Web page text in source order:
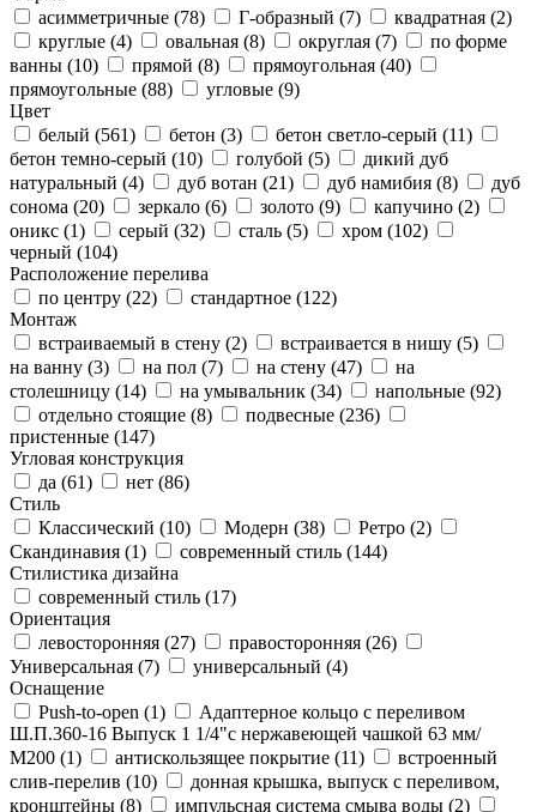
асимметричные (78) Г-образный (7) квадратная (2)
круглые (4) овальная (8) округлая (7)
по форме
ванны (10) прямой (8) прямоугольная (40)
прямоугольные (88) угловые (9)
Цвет
белый (561) бетон (3) бетон светло-серый (11)
бетон темно-серый (10) голубой (5)
дикий дуб
натуральный (4) дуб вотан (21) дуб намибия (8)
дуб
сонома (20) зеркало (6) золото (9) капучино (2)
оникс (1) серый (32) сталь (5) хром (102)
черный (104)
Расположение перелива
по центру (22) стандартное (122)
Монтаж
встраиваемый в стену (2) встраивается в нишу (5)
на ванну (3) на пол (7) на стену (47)
на
столешницу (14) на умывальник (34) напольные (92)
отдельно стоящие (8) подвесные (236)
пристенные (147)
Угловая конструкция
да (61) нет (86)
Стиль
Классический (10) Модерн (38) Ретро (2)
Скандинавия (1) современный стиль (144)
Стилистика дизайна
современный стиль (17)
Ориентация
левосторонняя (27) правосторонняя (26)
Универсальная (7) универсальный (4)
Оснащение
Push-to-open (1)
Адаптерное кольцо с переливом
Ш.П.360-16 Выпуск 1 1/4"с нержавеющей чашкой 63 мм/
М200 (1) антискользящее покрытие (11)
встроенный
слив-перелив (10)
донная крышка, выпуск с переливом,
кронштейны (8) импульсная система смыва воды (2)